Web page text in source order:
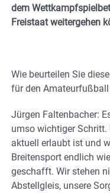
dem
Freistaat weitergehen
Wie beurteilen Sie
für den
Jürgen Faltenbacher:
umso wichtiger Schritt.
aktuell erlaubt ist und
Breitensport endlich
geschafft. Wir stehen
Abstellgleis, unsere